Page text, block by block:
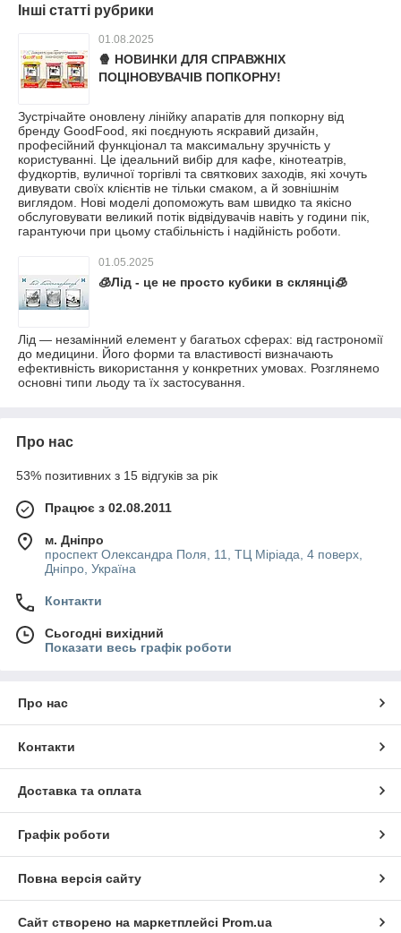
Інші статті рубрики
01.08.2025
🍿 НОВИНКИ ДЛЯ СПРАВЖНІХ
ПОЦІНОВУВАЧІВ ПОПКОРНУ!
Зустрічайте оновлену лінійку апаратів для попкорну від
бренду GoodFood, які поєднують яскравий дизайн,
професійний функціонал та максимальну зручність у
користуванні. Це ідеальний вибір для кафе, кінотеатрів,
фудкортів, вуличної торгівлі та святкових заходів, які хочуть
дивувати своїх клієнтів не тільки смаком, а й зовнішнім
виглядом. Нові моделі допоможуть вам швидко та якісно
обслуговувати великий потік відвідувачів навіть у години пік,
гарантуючи при цьому стабільність і надійність роботи.
01.05.2025
🧊Лід - це не просто кубики в склянці🧊
​Лід — незамінний елемент у багатьох сферах: від гастрономії
до медицини. Його форми та властивості визначають
ефективність використання у конкретних умовах. Розглянемо
основні типи льоду та їх застосування.
Про нас
53% позитивних з 15 відгуків за рік
Працює з 02.08.2011
м. Дніпро
проспект Олександра Поля, 11, ТЦ Міріада, 4 поверх,
Дніпро, Україна
Контакти
Сьогодні вихідний
Показати весь графік роботи
Про нас
Контакти
Доставка та оплата
Графік роботи
Повна версія сайту
Сайт створено на маркетплейсі Prom.ua